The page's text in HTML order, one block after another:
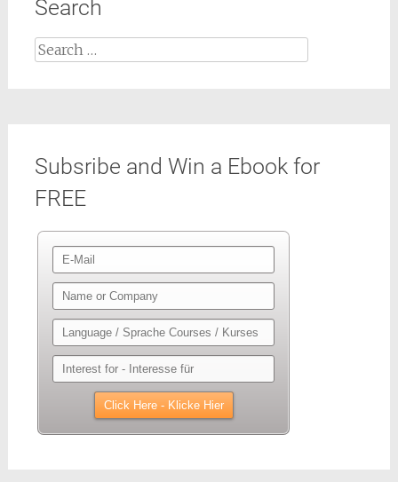
Search
Search
Subsribe and Win a Ebook for
FREE